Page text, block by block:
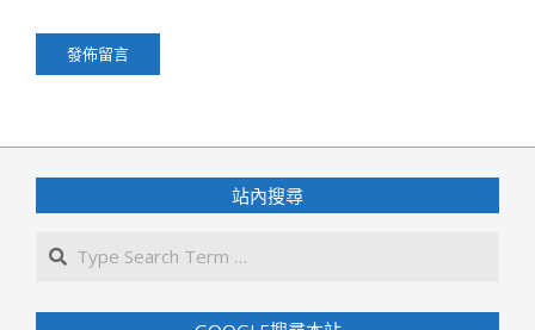
站內搜尋